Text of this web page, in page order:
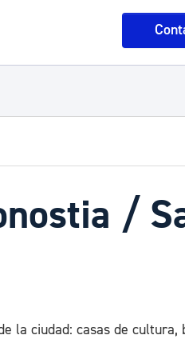
/
la ciudad: casas de cultura,